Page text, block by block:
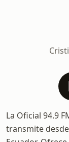
La Oficial 94.9
transmite